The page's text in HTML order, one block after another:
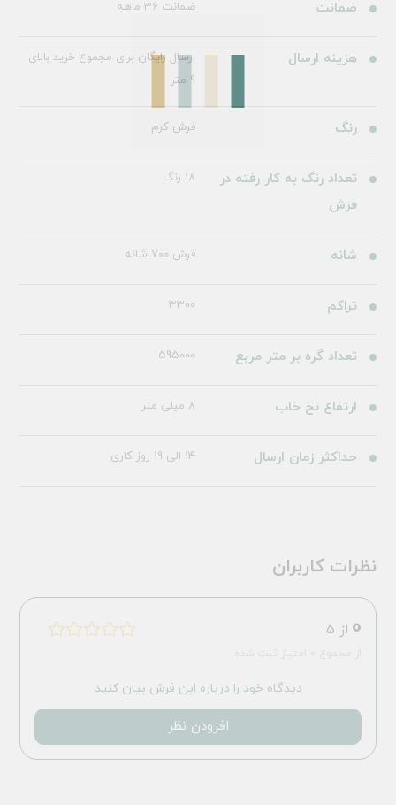
ضمانت ضمانت 36 ماهه
هزینه ارسال
ارسال رایگان برای مجموع خرید بالای
9 متر
رنگ فرش کرم
تعداد رنگ به کار رفته در
فرش
18 رنگ
شانه فرش 700 شانه
تراکم 3300
تعداد گره بر متر مربع 595000
ارتفاع نخ خاب 8 میلی متر
حداکثر زمان ارسال 14 الی 19 روز کاری
نظرات کاربران
0 از 5
دیدگاه خود را درباره این فرش بیان کنید
افزودن نظر